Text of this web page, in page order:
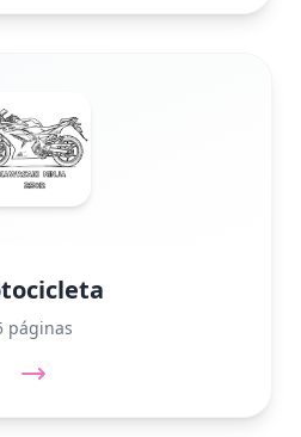
páginas